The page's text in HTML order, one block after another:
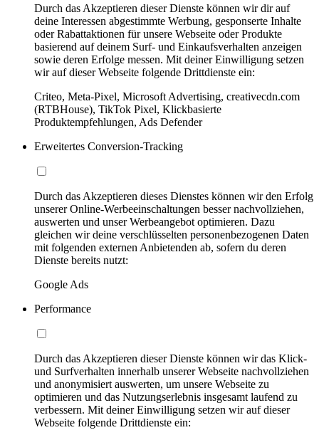
Durch das Akzeptieren dieser Dienste können wir dir auf
deine Interessen abgestimmte Werbung, gesponserte Inhalte
oder Rabattaktionen für unsere Webseite oder Produkte
basierend auf deinem Surf- und Einkaufsverhalten anzeigen
sowie deren Erfolge messen. Mit deiner Einwilligung setzen
wir auf dieser Webseite folgende Drittdienste ein:
Criteo, Meta-Pixel, Microsoft Advertising, creativecdn.com
(RTBHouse), TikTok Pixel, Klickbasierte
Produktempfehlungen, Ads Defender
Erweitertes Conversion-Tracking
Durch das Akzeptieren dieses Dienstes können wir den Erfolg
unserer Online-Werbeeinschaltungen besser nachvollziehen,
auswerten und unser Werbeangebot optimieren. Dazu
gleichen wir deine verschlüsselten personenbezogenen Daten
mit folgenden externen Anbietenden ab, sofern du deren
Dienste bereits nutzt:
Google Ads
Performance
Durch das Akzeptieren dieser Dienste können wir das Klick-
und Surfverhalten innerhalb unserer Webseite nachvollziehen
und anonymisiert auswerten, um unsere Webseite zu
optimieren und das Nutzungserlebnis insgesamt laufend zu
verbessern. Mit deiner Einwilligung setzen wir auf dieser
Webseite folgende Drittdienste ein: